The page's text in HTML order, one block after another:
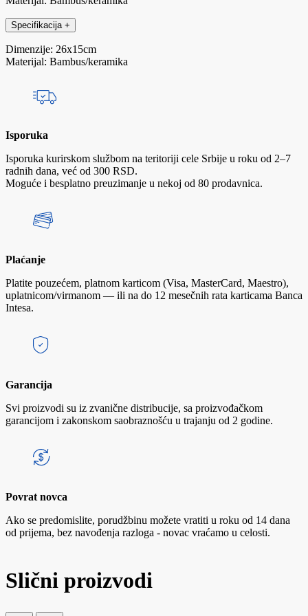
Specifikacija +
Dimenzije: 26x15cm
Materijal: Bambus/keramika
Isporuka
Isporuka kurirskom službom na teritoriji cele Srbije u roku od 2–7
radnih dana, već od 300 RSD.
Moguće i besplatno preuzimanje u nekoj od 80 prodavnica.
Plaćanje
Platite pouzećem, platnom karticom (Visa, MasterCard, Maestro),
uplatnicom/virmanom — ili na do 12 mesečnih rata karticama Banca
Intesa.
Garancija
Svi proizvodi su iz zvanične distribucije, sa proizvođačkom
garancijom i zakonskom saobraznošću u trajanju od 2 godine.
Povrat novca
Ako se predomislite, porudžbinu možete vratiti u roku od 14 dana
od prijema, bez navođenja razloga - novac vraćamo u celosti.
Slični proizvodi